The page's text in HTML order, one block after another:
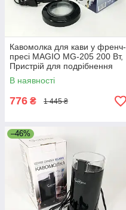
Кавомолка для кави у френч-
пресі MAGIO MG-205 200 Вт,
Пристрій для подрібнення
кавових зерен AU-39
В наявності
776 ₴ 1 445 ₴
–46%